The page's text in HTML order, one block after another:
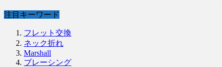
注目キーワード
フレット交換
ネック折れ
Marshall
ブレーシング